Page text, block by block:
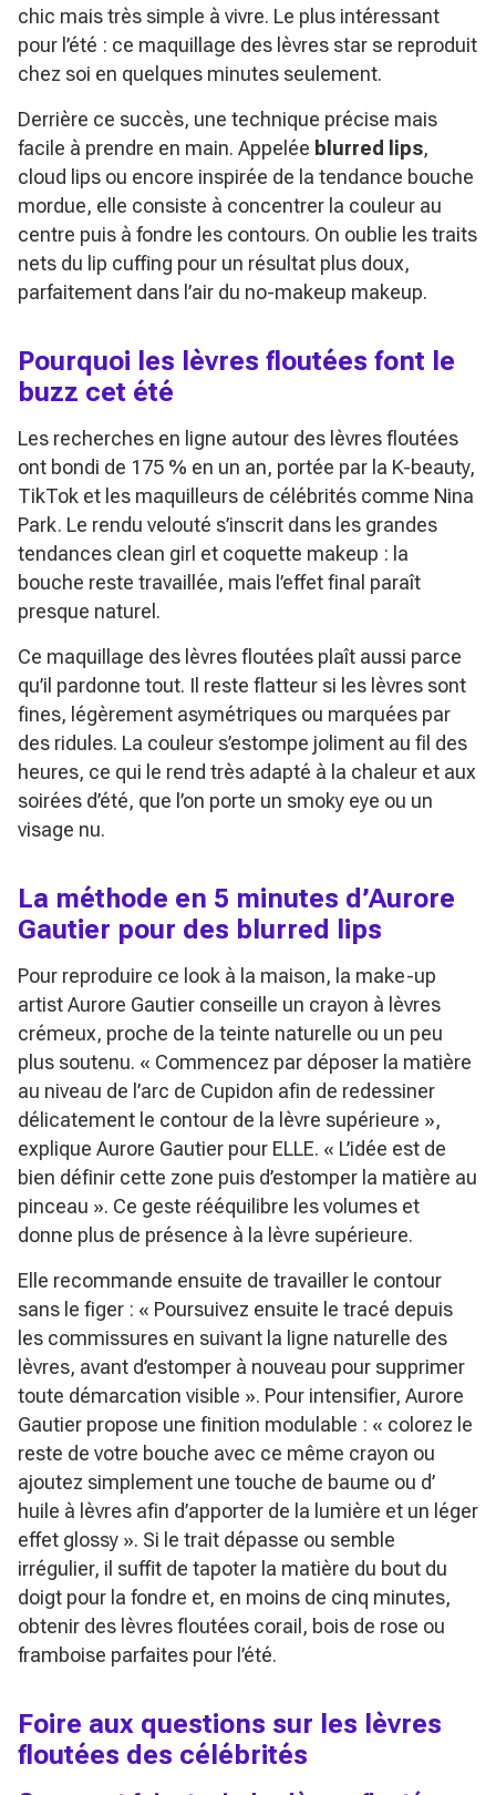
chic mais très simple à vivre. Le plus intéressant
pour l’été : ce maquillage des lèvres star se reproduit
chez soi en quelques minutes seulement.
Derrière ce succès, une technique précise mais
facile à prendre en main. Appelée blurred lips,
cloud lips ou encore inspirée de la tendance bouche
mordue, elle consiste à concentrer la couleur au
centre puis à fondre les contours. On oublie les traits
nets du lip cuffing pour un résultat plus doux,
parfaitement dans l’air du no-makeup makeup.
Pourquoi les lèvres floutées font le
buzz cet été
Les recherches en ligne autour des lèvres floutées
ont bondi de 175 % en un an, portée par la K-beauty,
TikTok et les maquilleurs de célébrités comme Nina
Park. Le rendu velouté s’inscrit dans les grandes
tendances clean girl et coquette makeup : la
bouche reste travaillée, mais l’effet final paraît
presque naturel.
Ce maquillage des lèvres floutées plaît aussi parce
qu’il pardonne tout. Il reste flatteur si les lèvres sont
fines, légèrement asymétriques ou marquées par
des ridules. La couleur s’estompe joliment au fil des
heures, ce qui le rend très adapté à la chaleur et aux
soirées d’été, que l’on porte un smoky eye ou un
visage nu.
La méthode en 5 minutes d’Aurore
Gautier pour des blurred lips
Pour reproduire ce look à la maison, la make-up
artist Aurore Gautier conseille un crayon à lèvres
crémeux, proche de la teinte naturelle ou un peu
plus soutenu. « Commencez par déposer la matière
au niveau de l’arc de Cupidon afin de redessiner
délicatement le contour de la lèvre supérieure »,
explique Aurore Gautier pour ELLE. « L’idée est de
bien définir cette zone puis d’estomper la matière au
pinceau ». Ce geste rééquilibre les volumes et
donne plus de présence à la lèvre supérieure.
Elle recommande ensuite de travailler le contour
sans le figer : « Poursuivez ensuite le tracé depuis
les commissures en suivant la ligne naturelle des
lèvres, avant d’estomper à nouveau pour supprimer
toute démarcation visible ». Pour intensifier, Aurore
Gautier propose une finition modulable : « colorez le
reste de votre bouche avec ce même crayon ou
ajoutez simplement une touche de baume ou d’
huile à lèvres afin d’apporter de la lumière et un léger
effet glossy ». Si le trait dépasse ou semble
irrégulier, il suffit de tapoter la matière du bout du
doigt pour la fondre et, en moins de cinq minutes,
obtenir des lèvres floutées corail, bois de rose ou
framboise parfaites pour l’été.
Foire aux questions sur les lèvres
floutées des célébrités